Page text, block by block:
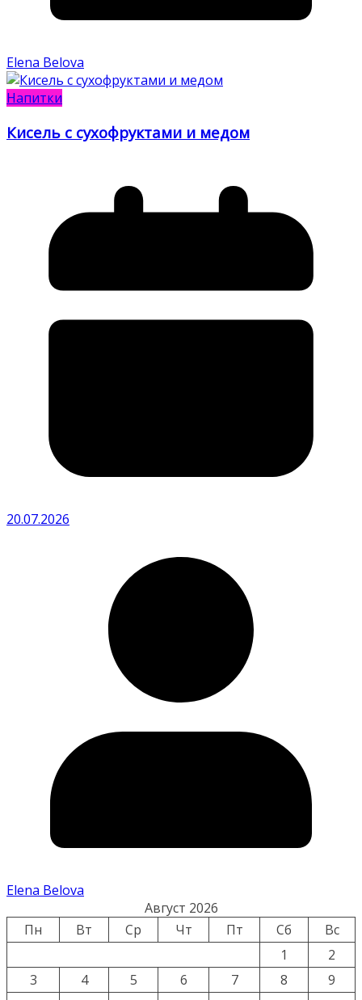
Elena Belova
Напитки
Кисель с сухофруктами и медом
20.07.2026
Elena Belova
Август 2026
Пн
Вт Ср Чт Пт Сб
Вс
1
2
3
4 5 6 7 8
9